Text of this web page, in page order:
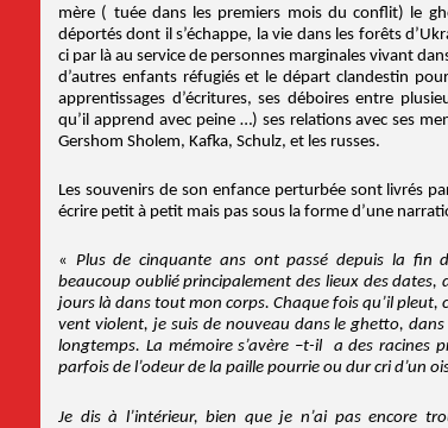
mère ( tuée dans les premiers mois du conflit) le
déportés dont il s’échappe, la vie dans les forêts
ci par là au service de personnes marginales vivant
d’autres enfants réfugiés et le départ clandestin
apprentissages d’écritures, ses déboires entre
qu’il apprend avec peine …) ses relations avec ses
Gershom Sholem, Kafka, Schulz, et les russes.
Les souvenirs de son enfance perturbée sont livrés
écrire petit à petit mais pas sous la forme d’une
« Plus de cinquante ans ont passé depuis la fin
beaucoup oublié principalement des lieux des dates,
jours là dans tout mon corps. Chaque fois qu’il
vent violent, je suis de nouveau dans le ghetto,
longtemps. La mémoire s’avère –t-il a des racines
parfois de l’odeur de la paille pourrie ou dur cri d’un
Je dis à l’intérieur, bien que je n’ai pas encore